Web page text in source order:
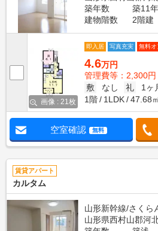
築年数
築11年
建物階数
2階建
画像 : 21枚
即入居 写真充実 無料オ
4.6万円
管理費等：2,300円
敷
なし 礼
1ヶ
1階
1LDK 47.68
空室確認 無料
賃貸アパート
カルタム
山形新幹線/さくら
山形県西村山郡河